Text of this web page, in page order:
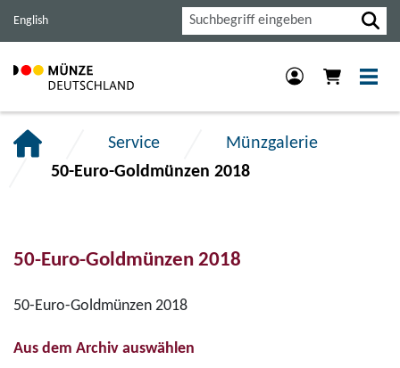
Haupt-
anspringen.
Inhalt
anspringen.
Footer
anspringen.
English Suche
Service
Münzgalerie
50-Euro-Goldmünzen 2018
50-Euro-Goldmünzen 2018
50-Euro-Goldmünzen 2018
Aus dem Archiv auswählen